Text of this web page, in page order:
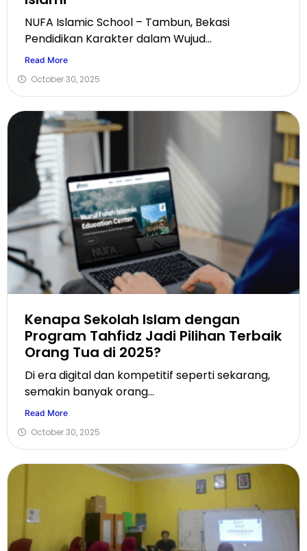
NUFA Islamic School – Tambun, Bekasi
Pendidikan Karakter dalam Wujud...
Read More
October 30, 2025
Kenapa Sekolah Islam dengan
Program Tahfidz Jadi Pilihan Terbaik
Orang Tua di 2025?
Di era digital dan kompetitif seperti sekarang,
semakin banyak orang...
Read More
October 30, 2025